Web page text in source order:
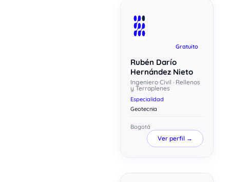
Gratuito
Rubén Darío
Hernández Nieto
Ingeniero Civil · Rellenos
y Terraplenes
Especialidad
Geotecnia
Bogotá
Ver perfil →